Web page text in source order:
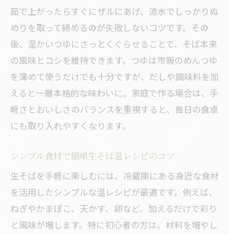
茹で上がったらすぐにザルにあげ、流水でしっかりぬ
めりを取って締めるのが失敗しないコツです。その
後、温かいつゆにさっとくぐらせることで、そば本来
の風味とコシを維持できます。つゆは市販のめんつゆ
を薄めて使うだけでも十分ですが、だしや調味料を加
えると一層本格的な味わいに。家庭で作る場合は、手
軽さとおいしさのバランスを重視すると、毎日の食卓
にも取り入れやすくなります。
シンプル食材で簡単生そば温レシピのコツ
生そばを手軽に楽しむには、冷蔵庫にある身近な食材
を活用したシンプルな温レシピが最適です。例えば、
ねぎやかまぼこ、天かす、卵など、加えるだけで彩り
と風味が増します。特に初心者の方は、材料を増やし